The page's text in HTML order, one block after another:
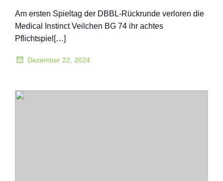
Am ersten Spieltag der DBBL-Rückrunde verloren die
Medical Instinct Veilchen BG 74 ihr achtes
Pflichtspiel[…]
Dezember 22, 2024